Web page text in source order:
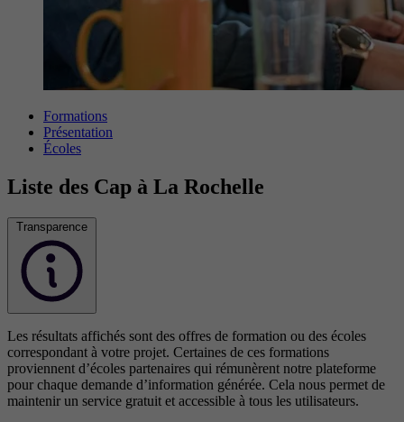
Formations
Présentation
Écoles
Liste des Cap à La Rochelle
Transparence
Les résultats affichés sont des offres de formation ou des écoles
correspondant à votre projet. Certaines de ces formations
proviennent d’écoles partenaires qui rémunèrent notre plateforme
pour chaque demande d’information générée. Cela nous permet de
maintenir un service gratuit et accessible à tous les utilisateurs.